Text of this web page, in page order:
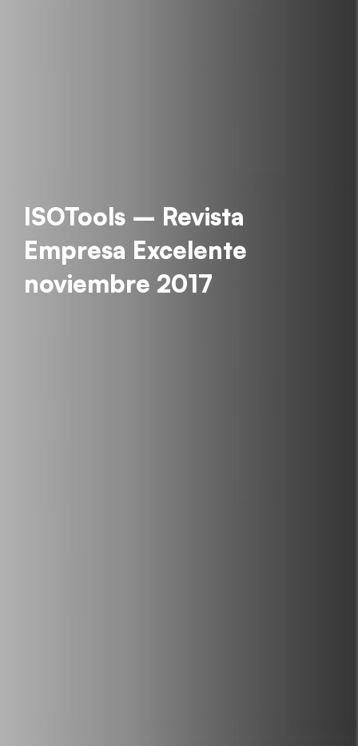
ISOTools – Revista
Empresa Excelente
noviembre 2017